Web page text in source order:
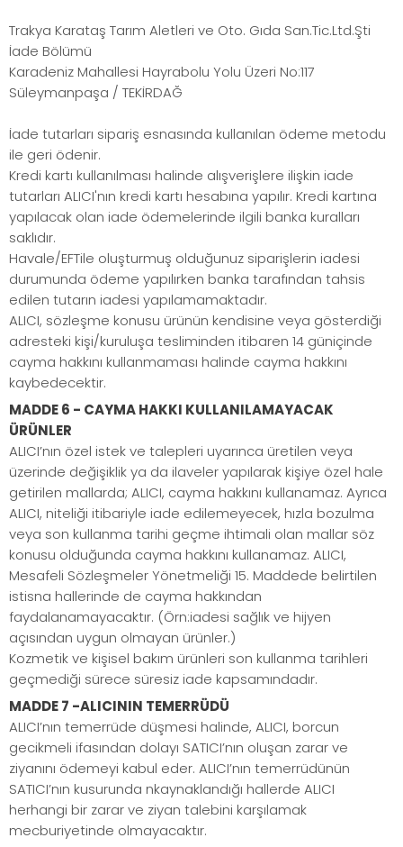
Trakya Karataş Tarım Aletleri ve Oto. Gıda San.Tic.Ltd.Şti
İade Bölümü
Karadeniz Mahallesi Hayrabolu Yolu Üzeri No:117
Süleymanpaşa / TEKİRDAĞ
İade tutarları sipariş esnasında kullanılan ödeme metodu
ile geri ödenir.
Kredi kartı kullanılması halinde alışverişlere ilişkin iade
tutarları ALICI'nın kredi kartı hesabına yapılır. Kredi kartına
yapılacak olan iade ödemelerinde ilgili banka kuralları
saklıdır.
Havale/EFTile oluşturmuş olduğunuz siparişlerin iadesi
durumunda ödeme yapılırken banka tarafından tahsis
edilen tutarın iadesi yapılamamaktadır.
ALICI, sözleşme konusu ürünün kendisine veya gösterdiği
adresteki kişi/kuruluşa tesliminden itibaren 14 güniçinde
cayma hakkını kullanmaması halinde cayma hakkını
kaybedecektir.
MADDE 6 - CAYMA HAKKI KULLANILAMAYACAK
ÜRÜNLER
ALICI’nın özel istek ve talepleri uyarınca üretilen veya
üzerinde değişiklik ya da ilaveler yapılarak kişiye özel hale
getirilen mallarda; ALICI, cayma hakkını kullanamaz. Ayrıca
ALICI, niteliği itibariyle iade edilemeyecek, hızla bozulma
veya son kullanma tarihi geçme ihtimali olan mallar söz
konusu olduğunda cayma hakkını kullanamaz. ALICI,
Mesafeli Sözleşmeler Yönetmeliği 15. Maddede belirtilen
istisna hallerinde de cayma hakkından
faydalanamayacaktır. (Örn:iadesi sağlık ve hijyen
açısından uygun olmayan ürünler.)
Kozmetik ve kişisel bakım ürünleri son kullanma tarihleri
geçmediği sürece süresiz iade kapsamındadır.
MADDE 7 -ALICININ TEMERRÜDÜ
ALICI’nın temerrüde düşmesi halinde, ALICI, borcun
gecikmeli ifasından dolayı SATICI’nın oluşan zarar ve
ziyanını ödemeyi kabul eder. ALICI’nın temerrüdünün
SATICI’nın kusurunda nkaynaklandığı hallerde ALICI
herhangi bir zarar ve ziyan talebini karşılamak
mecburiyetinde olmayacaktır.